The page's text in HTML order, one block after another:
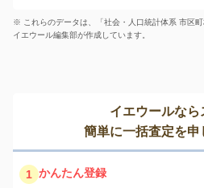
※ これらのデータは、「社会・人口統計体系 市区
イエウール編集部が作成しています。
イエウールなら
簡単に一括査定を申
1 かんたん登録